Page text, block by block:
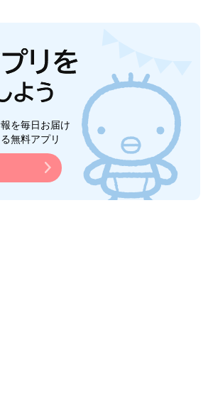
を毎日お届け
無料アプリ